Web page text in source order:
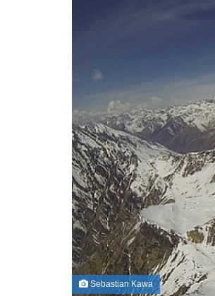
Sebastian Kawa